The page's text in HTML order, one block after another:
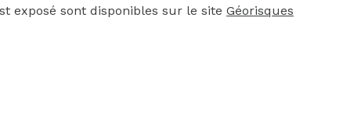
exposé sont disponibles sur le site Géorisques